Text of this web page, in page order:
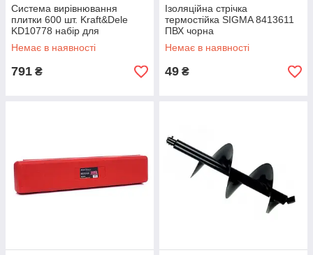
Система вирівнювання
плитки 600 шт. Kraft&Dele
KD10778 набір для
вирівнювання плитки
Немає в наявності
791 ₴
Ізоляційна стрічка
термостійка SIGMA 8413611
ПВХ чорна
0.13мм×19мм×20м ізолента
для проводки стірчка для
Немає в наявності
49 ₴